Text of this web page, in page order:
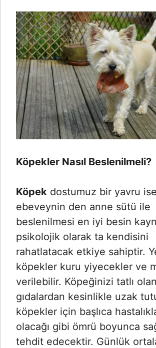
Köpekler Nasıl Beslenilmeli?
Köpek dostumuz bir yavru ise
ebeveynin den anne sütü ile
beslenilmesi en iyi besin
psikolojik olarak ta kendisini
rahatlatacak etkiye sahiptir.
köpekler kuru yiyecekler ve
verilebilir. Köpeğinizi tatlı olan
gıdalardan kesinlikle uzak
köpekler için başlıca
olacağı gibi ömrü boyunca
tehdit edecektir. Günlük